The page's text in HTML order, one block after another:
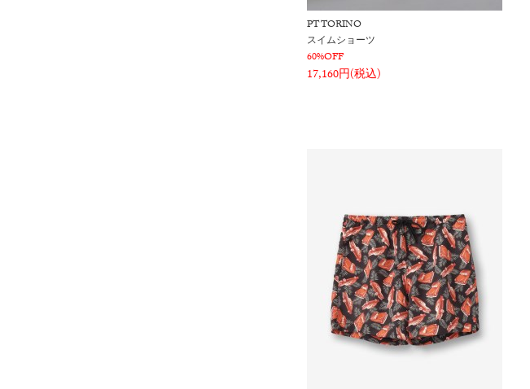
PT TORINO
スイムショーツ
60%OFF
17,160円(税込)